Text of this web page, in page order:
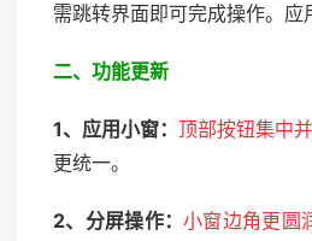
需跳转界面即可完成操作。应
二、功能更新
1、 应用小窗： 顶部按钮集中
更统一。
2、分屏操作：小窗边角更圆